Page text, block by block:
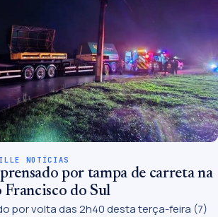
NOTÍCIAS
por tampa de carreta na
Francisco do Sul
por volta das 2h40 desta terça-feira (7)